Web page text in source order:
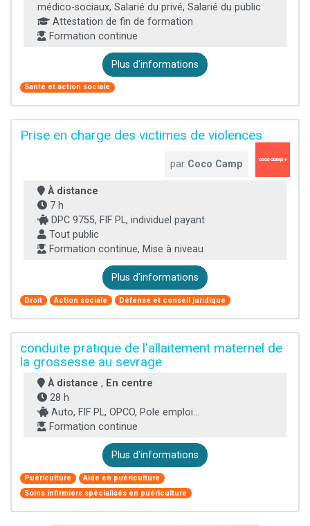
médico-sociaux, Salarié du privé, Salarié du public
Attestation de fin de formation
Formation continue
Plus d'informations
Santé et action sociale
Prise en charge des victimes de violences
par Coco Camp
À distance
7 h
DPC 9755, FIF PL, individuel payant
Tout public
Formation continue, Mise à niveau
Plus d'informations
Droit Action sociale Défense et conseil juridique
conduite pratique de l'allaitement maternel de
la grossesse au sevrage
À distance , En centre
28 h
Auto, FIF PL, OPCO, Pole emploi...
Formation continue
Plus d'informations
Puériculture
Aide en puériculture
Soins infirmiers spécialisés en puériculture